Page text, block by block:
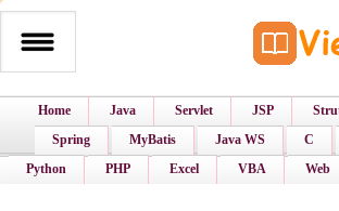
Home Java Servlet JSP
Spring
MyBatis Java WS C
Python
PHP Excel VBA Web